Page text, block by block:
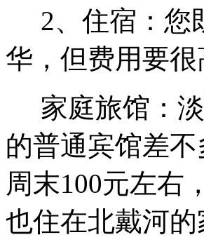
2、住宿：您
华，但费用要很
家庭旅馆：淡
的普通宾馆差
周末100元左右
也住在北戴河